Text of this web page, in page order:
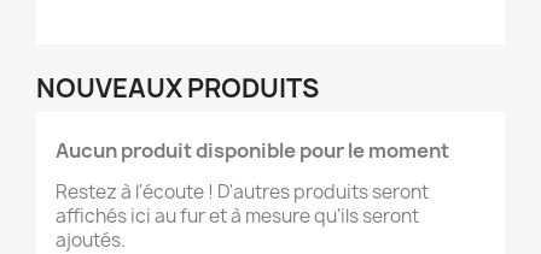
NOUVEAUX PRODUITS
Aucun produit disponible pour le moment
Restez à l'écoute ! D'autres produits seront
affichés ici au fur et à mesure qu'ils seront
ajoutés.